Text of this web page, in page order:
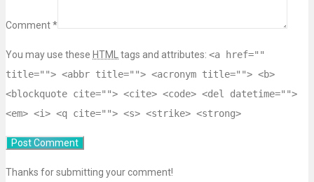
Comment *
You may use these HTML tags and attributes: <a href=""
title=""> <abbr title=""> <acronym title=""> <b>
<blockquote cite=""> <cite> <code> <del datetime="">
<em> <i> <q cite=""> <s> <strike> <strong>
Thanks for submitting your comment!